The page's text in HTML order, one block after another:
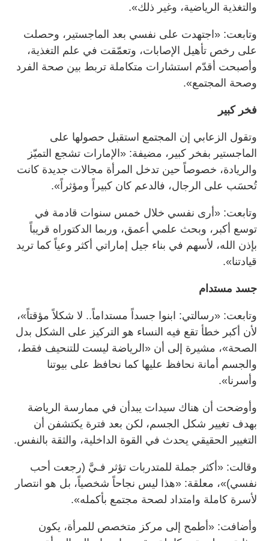
والتغذية الرياضية، وغير ذلك».
وتابعت: «اجتهدت على نفسي بعد الماجستير، وحصلت
على رخص تأهيل الإصابات، وتعمّقت في علم التغذية،
وأصبحت أقدّم استشارات متكاملة تربط بين صحة الفرد
وصحة المجتمع».
فخر كبير
وتقول الزعابي إن المجتمع استقبل حصولها على
الماجستير بفخر كبير، مضيفة: «الإمارات تشجع التميّز
والريادة، خصوصاً حين تدخل المرأة مجالات جديدة كانت
تُحسَب على الرجال، فالدعم كان كبيراً ومؤثراً».
وتابعت: «أرى نفسي خلال خمس سنوات قادمة في
توسع أكبر، وبحث علمي أعمق، وربما الدكتوراه قريباً
بإذن الله، لأسهم في بناء جيل إماراتي أكثر وعياً كما تريد
قيادتنا».
جسد مستدام
وتابعت: «رسالتي: ابنوا جسداً مستداماً.. لا شكلاً مؤقتاً»،
لأن أكبر خطأ تقع فيه النساء هو التركيز على الشكل بدل
الصحة»، مشيرة إلى أن «الرياضة ليست للتنحيف فقط،
والجسم أمانة نحافظ عليها كما نحافظ على بيوتنا
وأسرنا».
وأوضحت أن هناك سيدات يبدأن في ممارسة الرياضة
بهدف تغيير شكل الجسم، لكن بعد فترة يكتشفن أن
التغيير الحقيقي يحدث في القوة الداخلية، والثقة بالنفس.
وقالت: «أكثر جملة للمتدربات تؤثر فـيَّ (رجعت أحب
نفسي)»، معلقة: «هذا ليس نجاحاً شخصياً، بل هو انتصار
لأسرة كاملة وامتداد لصحة مجتمع بأكمله».
وأضافت: «أطمح إلى مركز متخصص للمرأة، يكون